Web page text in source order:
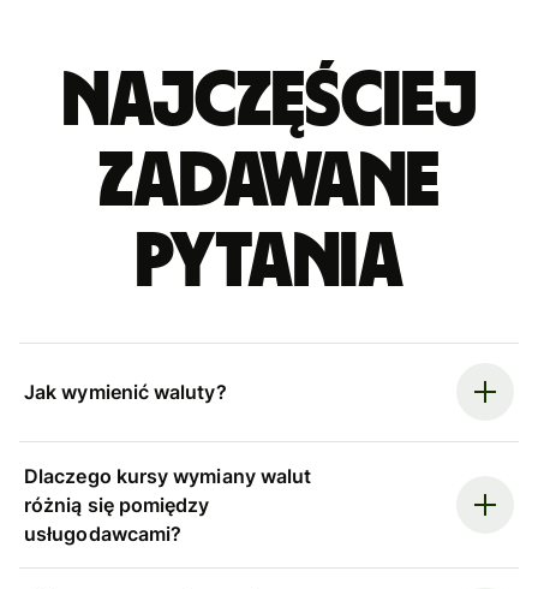
Najczęściej
zadawane
pytania
Jak wymienić waluty?
Dlaczego kursy wymiany walut
różnią się pomiędzy
usługodawcami?